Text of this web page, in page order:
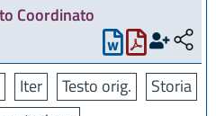
Coordinato
Iter Testo orig.
Storia